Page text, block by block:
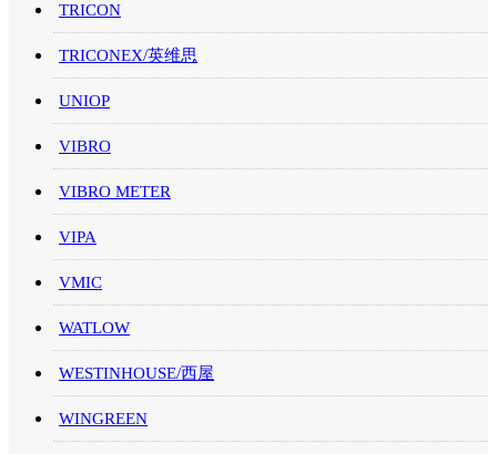
TRICON
TRICONEX/英维思
UNIOP
VIBRO
VIBRO METER
VIPA
VMIC
WATLOW
WESTINHOUSE/西屋
WINGREEN